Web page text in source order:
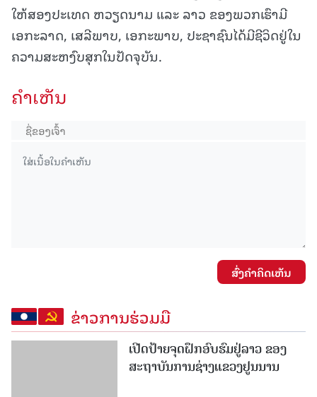
ໃຫ້ສອງປະເທດ ຫວຽດນາມ ແລະ ລາວ ຂອງພວກເຮົາມີ
ເອກະລາດ, ເສລີພາບ, ເອກະພາບ, ປະຊາຊົນໄດ້ມີຊີວິດຢູ່ໃນ
ຄວາມສະຫງົບສຸກໃນປັດຈຸບັນ.
ຄໍາເຫັນ
ສົ່ງຄໍາຄິດເຫັນ
ຂ່າວການຮ່ວມມື
ເປີດປ້າຍຈຸດຝຶກອົບຮົມຢູ່ລາວ ຂອງ
ສະຖາບັນການຊ່າງແຂວງຢູນນານ